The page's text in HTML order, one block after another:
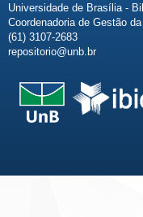
Universidade de Brasília -
Coordenadoria de Gestão
(61) 3107-2683
repositorio@unb.br